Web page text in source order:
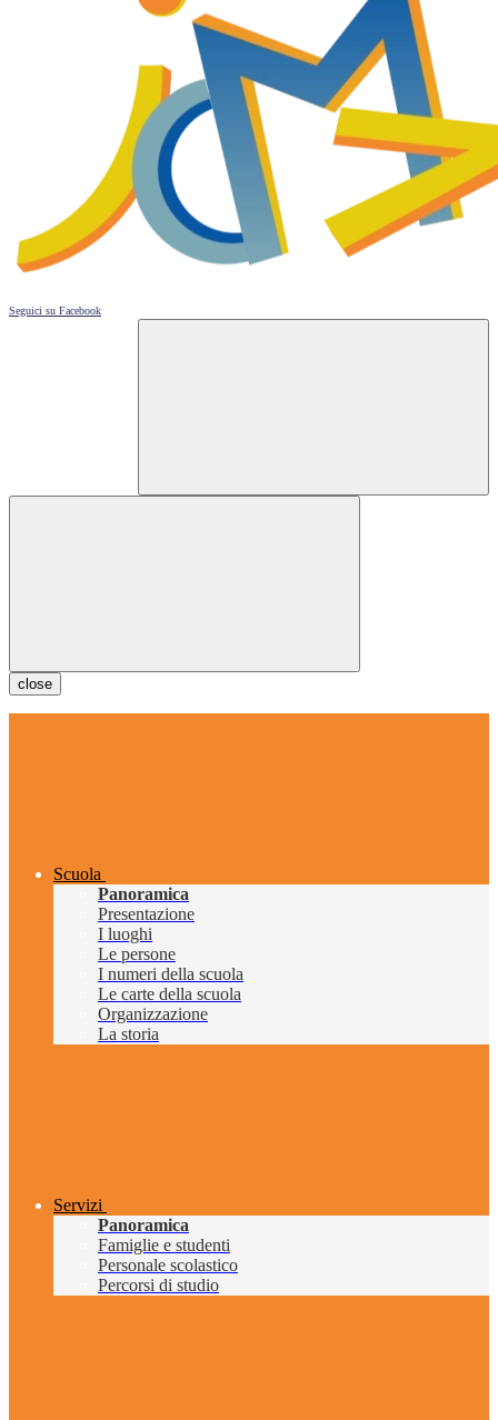
Seguici su Facebook
close
Scuola
Panoramica
Presentazione
I luoghi
Le persone
I numeri della scuola
Le carte della scuola
Organizzazione
La storia
Servizi
Panoramica
Famiglie e studenti
Personale scolastico
Percorsi di studio